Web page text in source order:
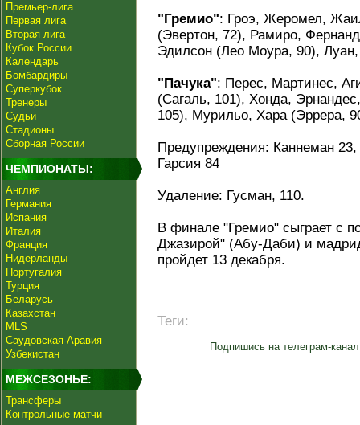
Премьер-лига
Первая лига
Вторая лига
Кубок России
Календарь
Бомбардиры
Суперкубок
Тренеры
Судьи
Стадионы
Сборная России
ЧЕМПИОНАТЫ:
Англия
Германия
Испания
Италия
Франция
Нидерланды
Португалия
Турция
Беларусь
Казахстан
MLS
Саудовская Аравия
Узбекистан
МЕЖСЕЗОНЬЕ:
Трансферы
Контрольные матчи
"Гремио": Гроэ, Жеромел,
(Эвертон, 72), Рамиро,
Эдилсон (Лео Моура, 90),
"Пачука": Перес, Мартинес,
(Сагаль, 101), Хонда,
105), Мурильо, Хара (Эррера,
Предупреждения: Каннеман
Гарсия 84
Удаление: Гусман, 110.
В финале "Гремио" сыграет с
Джазирой" (Абу-Даби) и
пройдет 13 декабря.
Теги:
Подпишись на телеграм-